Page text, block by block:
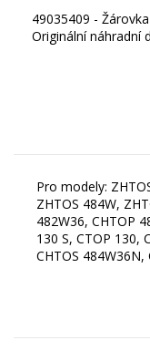
49035409 -
Originální náhradní
Pro modely:
ZHTOS 484W,
482W36, CHTOP
130 S, CTOP 130,
CHTOS 484W36N,